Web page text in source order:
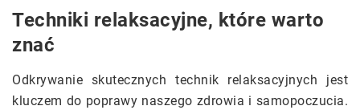
Techniki relaksacyjne, które warto
znać
Odkrywanie skutecznych technik relaksacyjnych jest
kluczem do poprawy naszego zdrowia i samopoczucia.